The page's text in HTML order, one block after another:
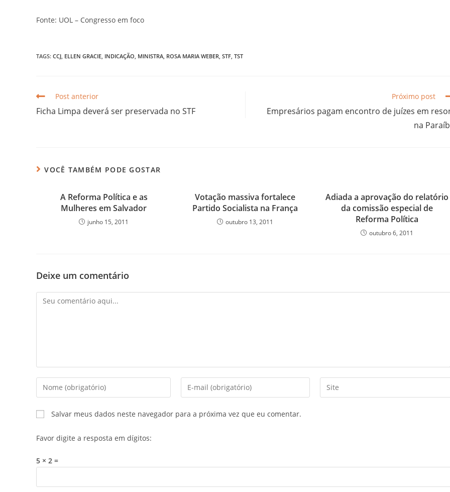
Fonte: UOL – Congresso em foco
TAGS: CCJ ELLEN GRACIE INDICAÇÃO MINISTRA ROSA MARIA WEBER STF TST
Post anterior
Ficha Limpa deverá ser preservada no STF
Próximo post
Empresários pagam encontro de juízes em
na
VOCÊ TAMBÉM PODE GOSTAR
A Reforma Política e as
Mulheres em Salvador
junho 15, 2011
Votação massiva fortalece
Partido Socialista na França
outubro 13, 2011
Adiada a aprovação do relatório
da comissão especial de
Reforma Política
outubro 6, 2011
Deixe um comentário
Salvar meus dados neste navegador para a próxima vez que eu comentar.
Favor digite a resposta em dígitos:
5 × 2 =